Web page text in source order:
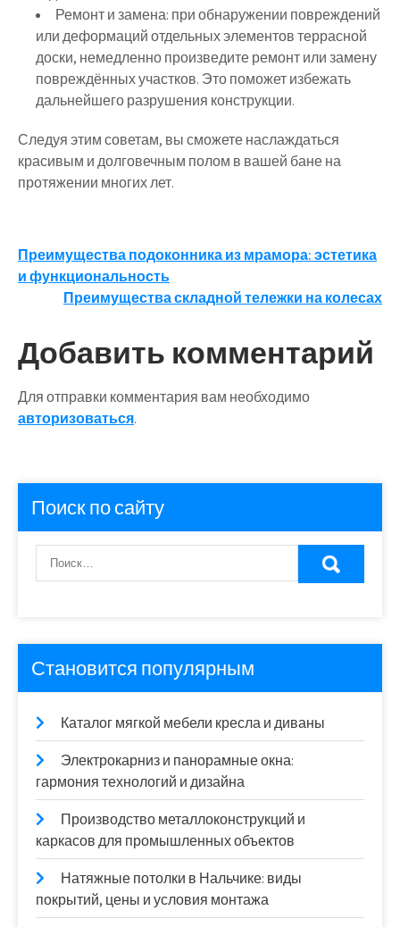
Ремонт и замена: при обнаружении повреждений
или деформаций отдельных элементов террасной
доски, немедленно произведите ремонт или замену
повреждённых участков. Это поможет избежать
дальнейшего разрушения конструкции.
Следуя этим советам, вы сможете наслаждаться
красивым и долговечным полом в вашей бане на
протяжении многих лет.
Навигация
по
Преимущества подоконника из мрамора: эстетика
и функциональность
Преимущества складной тележки на колесах
Добавить комментарий
Для отправки комментария вам необходимо
авторизоваться.
Поиск по сайту
Становится популярным
Каталог мягкой мебели кресла и диваны
Электрокарниз и панорамные окна:
гармония технологий и дизайна
Производство металлоконструкций и
каркасов для промышленных объектов
Натяжные потолки в Нальчике: виды
покрытий, цены и условия монтажа